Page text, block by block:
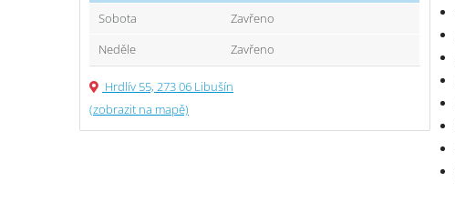
Sobota
Zavřeno
Neděle
Zavřeno
Hrdlív 55, 273 06 Libušín
(zobrazit na mapě)